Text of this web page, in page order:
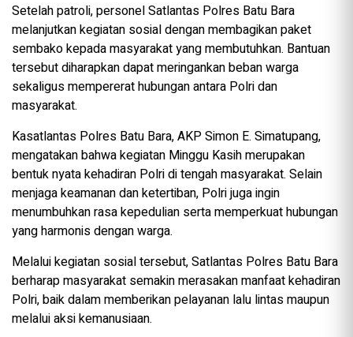
Setelah patroli, personel Satlantas Polres Batu Bara
melanjutkan kegiatan sosial dengan membagikan paket
sembako kepada masyarakat yang membutuhkan. Bantuan
tersebut diharapkan dapat meringankan beban warga
sekaligus mempererat hubungan antara Polri dan
masyarakat.
Kasatlantas Polres Batu Bara, AKP Simon E. Simatupang,
mengatakan bahwa kegiatan Minggu Kasih merupakan
bentuk nyata kehadiran Polri di tengah masyarakat. Selain
menjaga keamanan dan ketertiban, Polri juga ingin
menumbuhkan rasa kepedulian serta memperkuat hubungan
yang harmonis dengan warga.
Melalui kegiatan sosial tersebut, Satlantas Polres Batu Bara
berharap masyarakat semakin merasakan manfaat kehadiran
Polri, baik dalam memberikan pelayanan lalu lintas maupun
melalui aksi kemanusiaan.